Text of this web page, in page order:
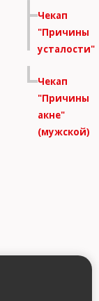
Чекап
"Причины
усталости"
Чекап
"Причины
акне"
(мужской)